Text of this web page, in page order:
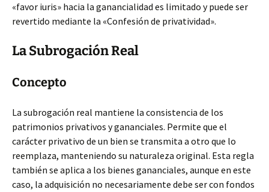
«favor iuris» hacia la ganancialidad es limitado y puede ser
revertido mediante la «Confesión de privatividad».
La Subrogación Real
Concepto
La subrogación real mantiene la consistencia de los
patrimonios privativos y gananciales. Permite que el
carácter privativo de un bien se transmita a otro que lo
reemplaza, manteniendo su naturaleza original. Esta regla
también se aplica a los bienes gananciales, aunque en este
caso, la adquisición no necesariamente debe ser con fondos